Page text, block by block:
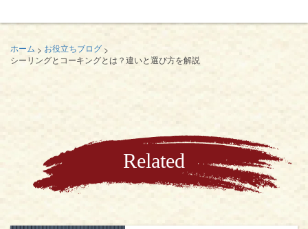
ホーム > お役立ちブログ >
シーリングとコーキングとは？違いと選び方を解説
Related